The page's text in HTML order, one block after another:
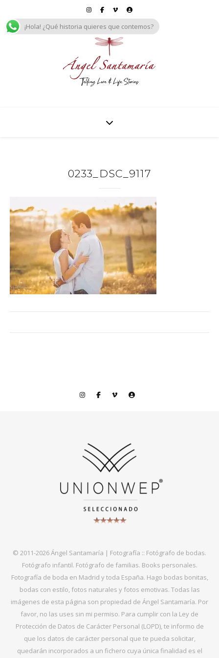
0233_DSC_9117
© 2011-2026 Ángel Santamaría | Fotografía :: Fotógrafo de bodas.
Fotógrafo infantil. Fotógrafo de familias. Books personales.
Fotografía de boda en Madrid y toda España. Hago bodas bonitas,
bodas con estilo, fotos naturales y fotos emotivas. Todas las
imágenes de esta página son propiedad de Ángel Santamaría. Por
favor, no las uses sin mi permiso. Para cumplir con la Ley de
Protección de Datos de Carácter Personal (LOPD), te informo de
que los datos de carácter personal que te pueda solicitar,
quedarán incorporados a un fichero cuya única finalidad es el
¡Hola! ¿Qué historia quieres que contemos?